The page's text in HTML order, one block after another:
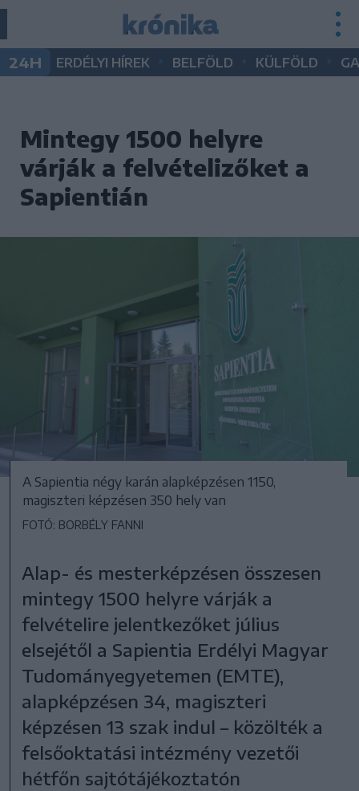
24H ERDÉLYI HÍREK BELFÖLD KÜLFÖLD
Mintegy 1500 helyre
várják a felvételizőket a
Sapientián
A Sapientia négy karán alapképzésen 1150,
magiszteri képzésen 350 hely van
FOTÓ: BORBÉLY FANNI
Alap- és mesterképzésen összesen
mintegy 1500 helyre várják a
felvételire jelentkezőket július
elsejétől a Sapientia Erdélyi Magyar
Tudományegyetemen (EMTE),
alapképzésen 34, magiszteri
képzésen 13 szak indul – közölték a
felsőoktatási intézmény vezetői
hétfőn sajtótájékoztatón